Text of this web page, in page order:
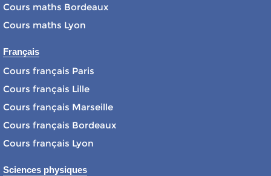
Cours maths Bordeaux
Cours maths Lyon
Français
Cours français Paris
Cours français Lille
Cours français Marseille
Cours français Bordeaux
Cours français Lyon
Sciences physiques